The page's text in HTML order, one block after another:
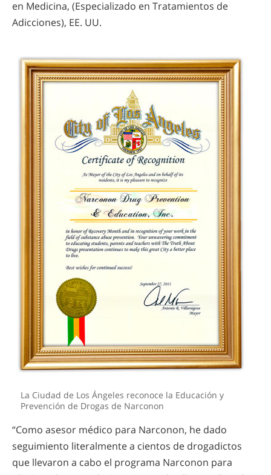
en Medicina, (Especializado en Tratamientos de
Adicciones), EE. UU.
La Ciudad de Los Ángeles reconoce la Educación y
Prevención de Drogas de Narconon
“Como asesor médico para Narconon, he dado
seguimiento literalmente a cientos de drogadictos
que llevaron a cabo el programa Narconon para